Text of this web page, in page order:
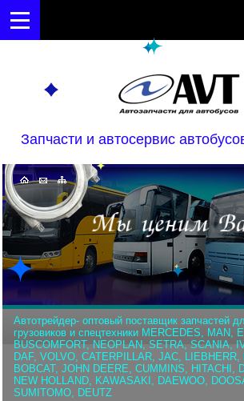
Запчасти и автосервис
Автотрейдер- оптовый поставщик запчастей
грузовиков и спецтехники MERCEDES, MAN,
BUSCOMFORT, NEOPLAN, SETRA, SCANIA,
DAF, VOLVO, CATERPILLAR, JAC,
BOBCAT, JOHN DEERE, CUMMINS, HITACHI,
NEW HOLLAND, KAWASAKI, DAEWOO,
SUMITOMO, DEUTZ